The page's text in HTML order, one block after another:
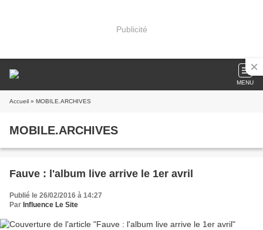
Publicité
MENU
Accueil » MOBILE.ARCHIVES
MOBILE.ARCHIVES
Fauve : l'album live arrive le 1er avril
Publié le 26/02/2016 à 14:27
Par Influence Le Site